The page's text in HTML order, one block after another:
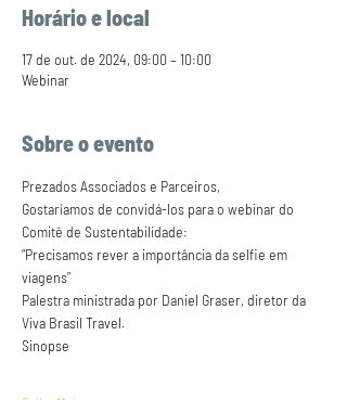
Horário e local
17 de out. de 2024, 09:00 – 10:00
Webinar
Sobre o evento
Prezados Associados e Parceiros,
Gostaríamos de convidá-los para o webinar do
Comitê de Sustentabilidade:
“Precisamos rever a importância da selfie em
viagens”
Palestra ministrada por Daniel Graser, diretor da
Viva Brasil Travel.
Sinopse